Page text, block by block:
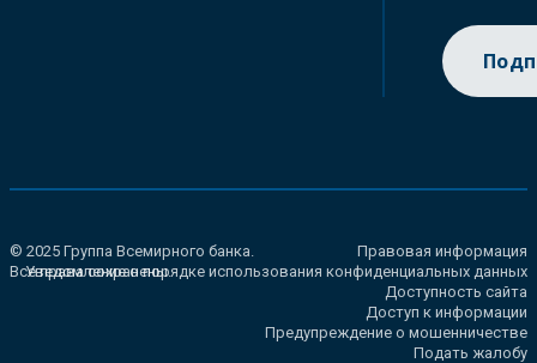
© 2025 Группа Всемирного банка.
Все права сохранены.
Правовая информация
Уведомление о порядке использования конфиденциальных данных
Доступность сайта
Доступ к информации
Предупреждение о мошенничестве
Подать жалобу